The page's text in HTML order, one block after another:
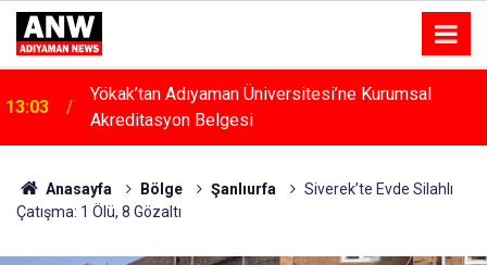
12:53 Ev Yangını Korkuttu
Anasayfa Bölge Şanlıurfa
Siverek’te Evde Silahlı
Çatışma: 1 Ölü, 8 Gözaltı